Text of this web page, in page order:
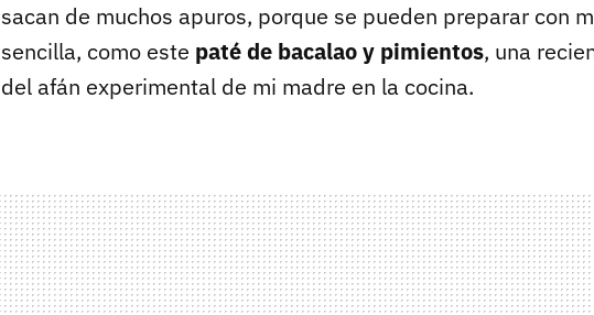
sacan de muchos apuros, porque se pueden preparar con
sencilla, como este paté de bacalao y pimientos, una
del afán experimental de mi madre en la cocina.